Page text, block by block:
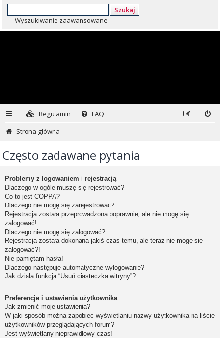
Szukaj
Wyszukiwanie zaawansowane
Regulamin
FAQ
Strona główna
Często zadawane pytania
Problemy z logowaniem i rejestracją
Dlaczego w ogóle muszę się rejestrować?
Co to jest COPPA?
Dlaczego nie mogę się zarejestrować?
Rejestracja została przeprowadzona poprawnie, ale nie mogę się
zalogować!
Dlaczego nie mogę się zalogować?
Rejestracja została dokonana jakiś czas temu, ale teraz nie mogę się
zalogować?!
Nie pamiętam hasła!
Dlaczego następuje automatyczne wylogowanie?
Jak działa funkcja “Usuń ciasteczka witryny”?
Preferencje i ustawienia użytkownika
Jak zmienić moje ustawienia?
W jaki sposób można zapobiec wyświetlaniu nazwy użytkownika na liście
użytkowników przeglądających forum?
Jest wyświetlany nieprawidłowy czas!